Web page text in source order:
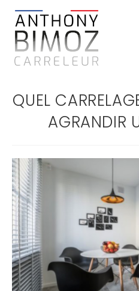
QUEL
AGRANDIR